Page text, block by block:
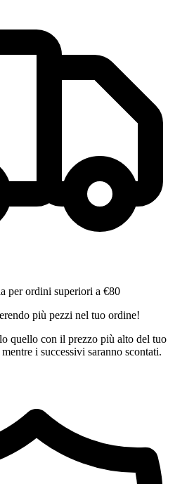
per ordini superiori a €80
più pezzi nel tuo ordine!
quello con il prezzo più alto del tuo
i successivi saranno scontati.